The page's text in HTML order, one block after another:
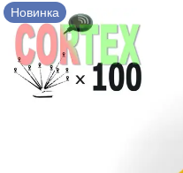
Новинка